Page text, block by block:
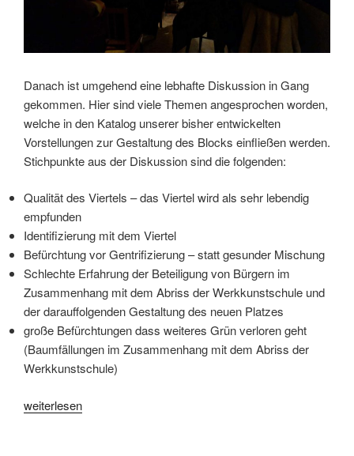
Danach ist umgehend eine lebhafte Diskussion in Gang
gekommen. Hier sind viele Themen angesprochen worden,
welche in den Katalog unserer bisher entwickelten
Vorstellungen zur Gestaltung des Blocks einfließen werden.
Stichpunkte aus der Diskussion sind die folgenden:
Qualität des Viertels – das Viertel wird als sehr lebendig
empfunden
Identifizierung mit dem Viertel
Befürchtung vor Gentrifizierung – statt gesunder Mischung
Schlechte Erfahrung der Beteiligung von Bürgern im
Zusammenhang mit dem Abriss der Werkkunstschule und
der darauffolgenden Gestaltung des neuen Platzes
große Befürchtungen dass weiteres Grün verloren geht
(Baumfällungen im Zusammenhang mit dem Abriss der
Werkkunstschule)
weiterlesen